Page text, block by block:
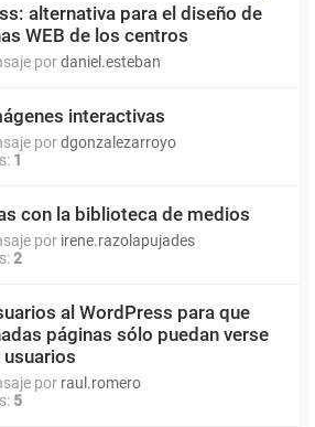
alternativa para el diseño de
WEB de los centros
pordaniel.esteban
interactivas
pordgonzalezarroyo
1
con la biblioteca de medios
por irene.razolapujades
2
al WordPress para que
páginas sólo puedan verse
por raul.romero
5